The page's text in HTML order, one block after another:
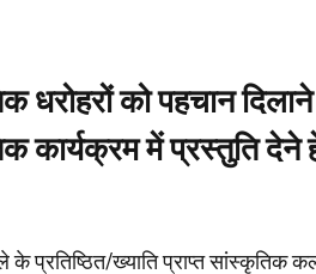
धरोहरों को पहचान दिलाने
कार्यक्रम में प्रस्तुति
के प्रतिष्ठित/ख्याति प्राप्त सांस्कृतिक